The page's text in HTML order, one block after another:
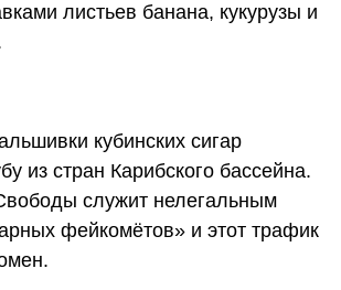
листьев банана, кукурузы и
кубинских сигар
из стран Карибского бассейна.
служит нелегальным
фейкомётов» и этот трафик